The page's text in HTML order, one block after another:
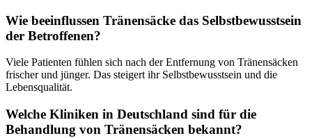
Wie beeinflussen Tränensäcke das Selbstbewusstsein
der Betroffenen?
Viele Patienten fühlen sich nach der Entfernung von Tränensäcken
frischer und jünger. Das steigert ihr Selbstbewusstsein und die
Lebensqualität.
Welche Kliniken in Deutschland sind für die
Behandlung von Tränensäcken bekannt?